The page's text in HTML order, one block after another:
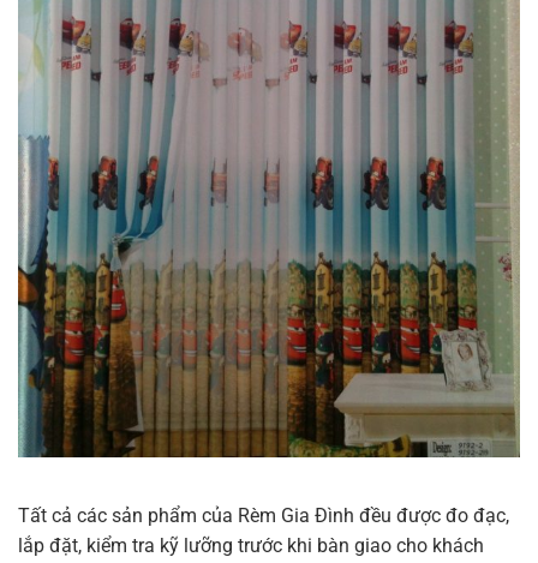
Tất cả các sản phẩm của Rèm Gia Đình đều được đo đạc,
lắp đặt, kiểm tra kỹ lưỡng trước khi bàn giao cho khách